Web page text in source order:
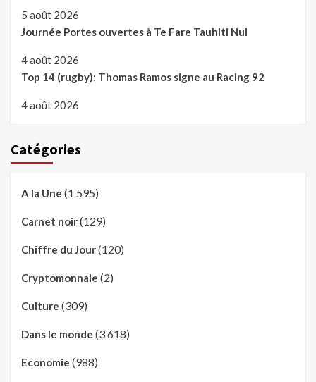
5 août 2026
Journée Portes ouvertes à Te Fare Tauhiti Nui
4 août 2026
Top 14 (rugby): Thomas Ramos signe au Racing 92
4 août 2026
Catégories
A la Une (1 595)
Carnet noir(129)
Chiffre du Jour(120)
Cryptomonnaie (2)
Culture (309)
Dans le monde (3 618)
Economie (988)